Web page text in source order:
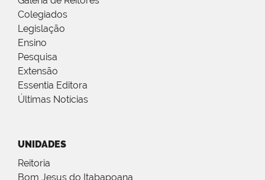
Colegiados
Legislação
Ensino
Pesquisa
Extensão
Essentia Editora
Últimas Notícias
UNIDADES
Reitoria
Bom Jesus do Itabapoana